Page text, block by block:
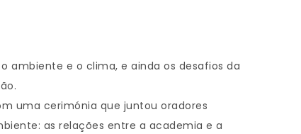
ambiente e o clima, e ainda os desafios da
uma cerimónia que juntou oradores
as relações entre a academia e a